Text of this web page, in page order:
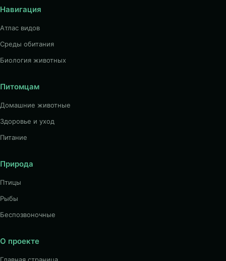
Навигация
Атлас видов
Среды обитания
Биология животных
Питомцам
Домашние животные
Здоровье и уход
Питание
Природа
Птицы
Рыбы
Беспозвоночные
О проекте